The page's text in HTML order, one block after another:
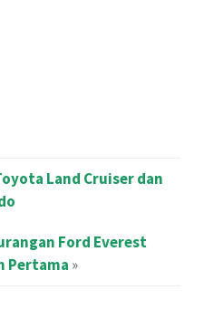
Land Cruiser dan
Ford Everest
Pertama »